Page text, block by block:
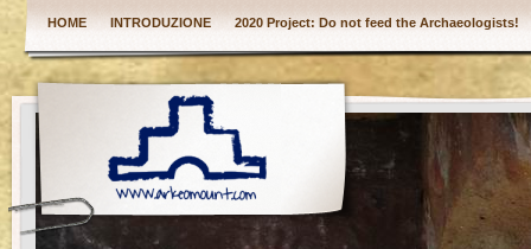
HOME INTRODUZIONE 2020 Project: Do not feed the Archaeologists!